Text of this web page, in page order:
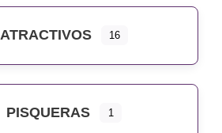
ATRACTIVOS 16
PISQUERAS 1